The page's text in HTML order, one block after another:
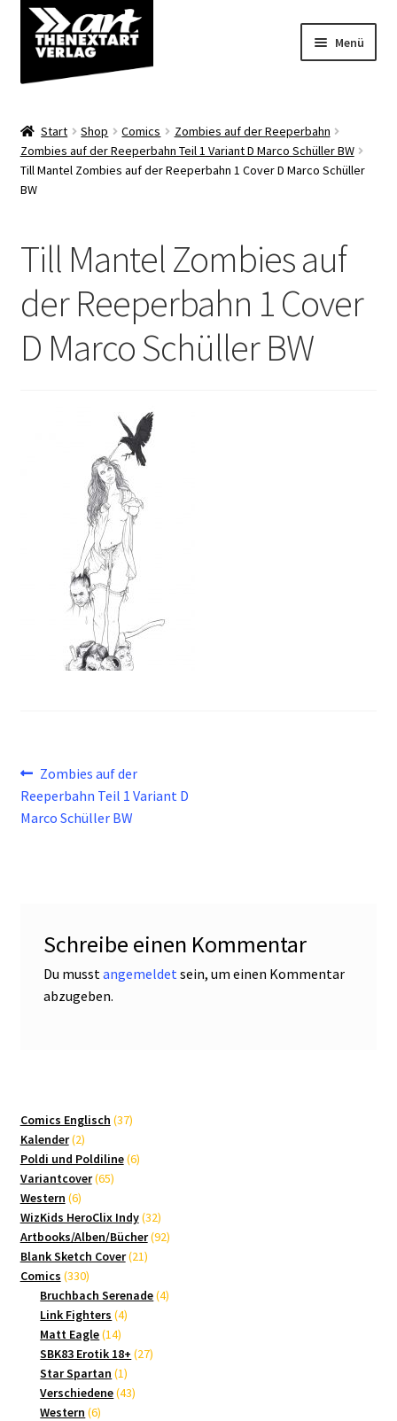
Zur
Navigation
springen
Zum
Inhalt
springen
Menü
Shop
öffnen
Start Shop Comics
Zombies auf der Reeperbahn
Zombies auf der Reeperbahn Teil 1 Variant D Marco Schüller BW
Till Mantel Zombies auf der Reeperbahn 1 Cover D Marco Schüller
BW
Till Mantel Zombies auf
der Reeperbahn 1 Cover
D Marco Schüller BW
Beitragsnavigation
Vorheriger
Beitrag:
Zombies auf der
Reeperbahn Teil 1 Variant D
Marco Schüller BW
Schreibe einen Kommentar
Du musst angemeldet sein, um einen Kommentar
abzugeben.
Comics Englisch 3737
Kalender 22
Produkte
Poldi und Poldiline 66
Variantcover 6565
Western 66
Produkte
WizKids HeroClix Indy 3232
Produkte
Artbooks/Alben/Bücher 9292
Blank Sketch Cover 2121
Comics 330330
Produkte
Bruchbach Serenade 44
Link Fighters 44
Matt Eagle 1414
Produkte
SBK83 Erotik 18+ 2727
Star Spartan 11
Produkt
Verschiedene 4343
Western 66